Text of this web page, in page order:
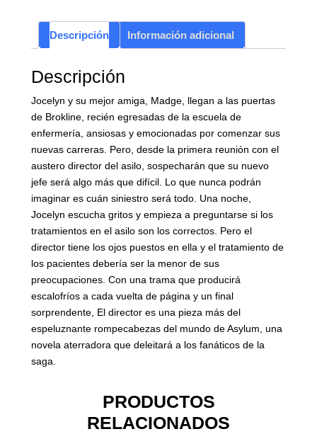
Descripción Información adicional
Descripción
Jocelyn y su mejor amiga, Madge, llegan a las puertas
de Brokline, recién egresadas de la escuela de
enfermería, ansiosas y emocionadas por comenzar sus
nuevas carreras. Pero, desde la primera reunión con el
austero director del asilo, sospecharán que su nuevo
jefe será algo más que difícil. Lo que nunca podrán
imaginar es cuán siniestro será todo. Una noche,
Jocelyn escucha gritos y empieza a preguntarse si los
tratamientos en el asilo son los correctos. Pero el
director tiene los ojos puestos en ella y el tratamiento de
los pacientes debería ser la menor de sus
preocupaciones. Con una trama que producirá
escalofríos a cada vuelta de página y un final
sorprendente, El director es una pieza más del
espeluznante rompecabezas del mundo de Asylum, una
novela aterradora que deleitará a los fanáticos de la
saga.
PRODUCTOS
RELACIONADOS